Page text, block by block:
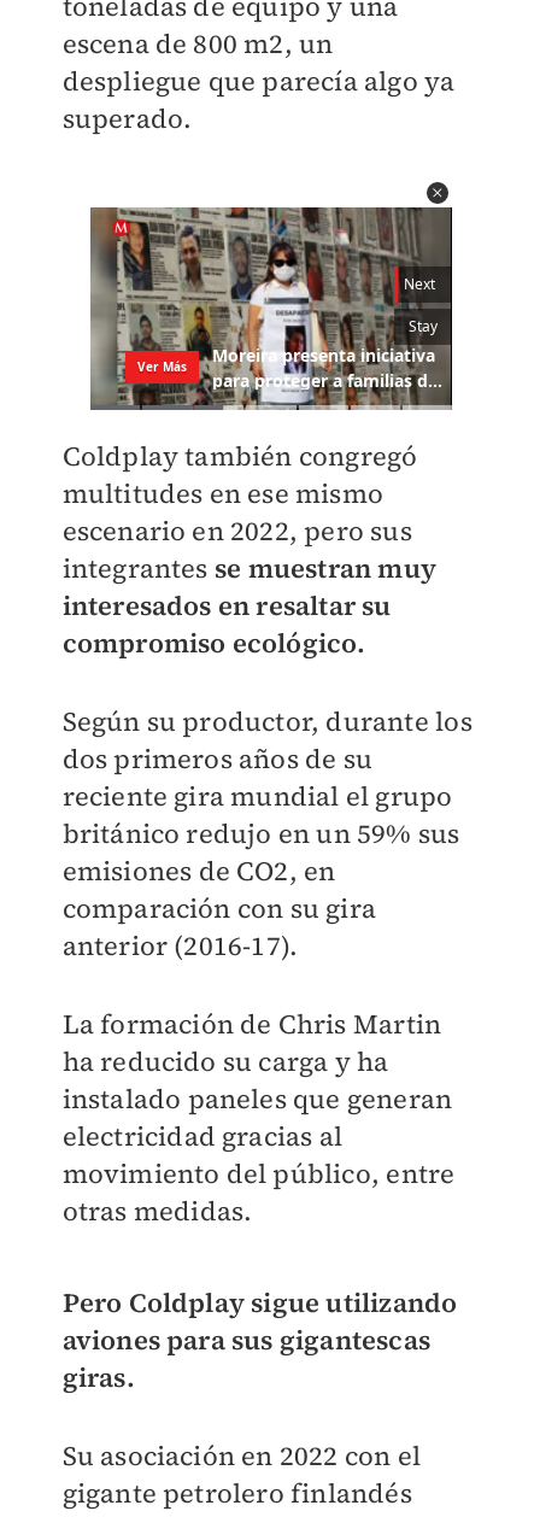
escena de 800 m2, un
despliegue que parecía algo ya
superado.
Coldplay también congregó
multitudes en ese mismo
escenario en 2022, pero sus
integrantes se muestran muy
interesados en resaltar su
compromiso ecológico.
Según su productor, durante los
dos primeros años de su
reciente gira mundial el grupo
británico redujo en un 59% sus
emisiones de CO2, en
comparación con su gira
anterior (2016-17).
La formación de Chris Martin
ha reducido su carga y ha
instalado paneles que generan
electricidad gracias al
movimiento del público, entre
otras medidas.
Pero Coldplay sigue utilizando
aviones para sus gigantescas
giras.
Su asociación en 2022 con el
gigante petrolero finlandés